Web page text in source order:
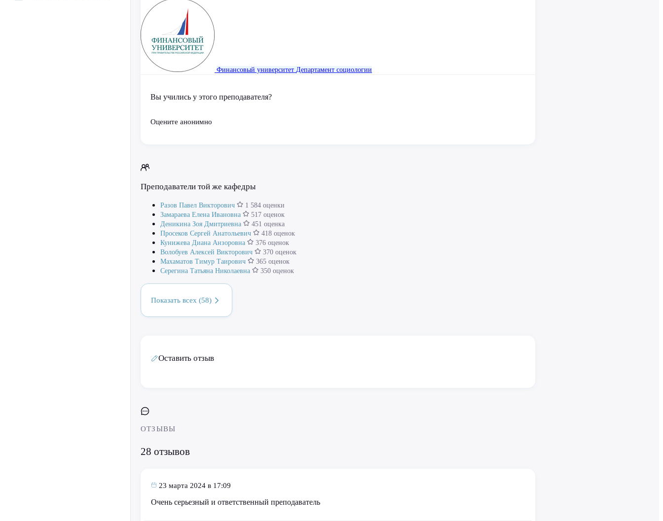
Финансовый университет Департамент социологии
Вы учились у этого преподавателя?
Оцените анонимно
Преподаватели той же кафедры
Разов Павел Викторович
1 584 оценки
Замараева Елена Ивановна
517 оценок
Деникина Зоя Дмитриевна
451 оценка
Просеков Сергей Анатольевич
418 оценок
Кунижева Диана Анзоровна
376 оценок
Волобуев Алексей Викторович
370 оценок
Махаматов Тимур Таирович
365 оценок
Серегина Татьяна Николаевна
350 оценок
Показать всех (58)
Оставить отзыв
ОТЗЫВЫ
28 отзывов
23 марта 2024 в 17:09
Очень серьезный и ответственный преподаватель